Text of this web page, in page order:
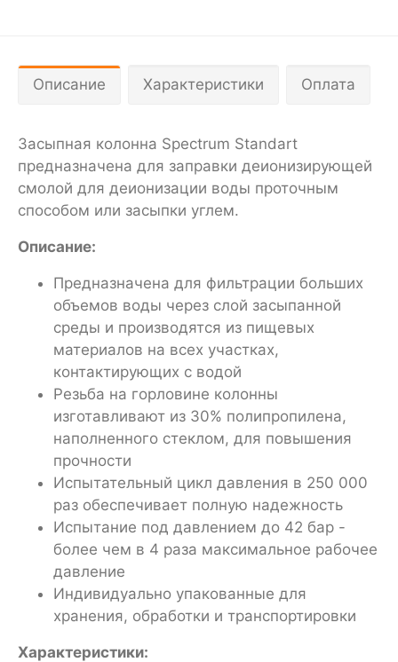
Описание Характеристики Оплата
Засыпная колонна Spectrum Standart
предназначена для заправки деионизирующей
смолой для деионизации воды проточным
способом или засыпки углем.
Описание:
Предназначена для фильтрации больших
объемов воды через слой засыпанной
среды и производятся из пищевых
материалов на всех участках,
контактирующих с водой
Резьба на горловине колонны
изготавливают из 30% полипропилена,
наполненного стеклом, для повышения
прочности
Испытательный цикл давления в 250 000
раз обеспечивает полную надежность
Испытание под давлением до 42 бар -
более чем в 4 раза максимальное рабочее
давление
Индивидуально упакованные для
хранения, обработки и транспортировки
Характеристики: